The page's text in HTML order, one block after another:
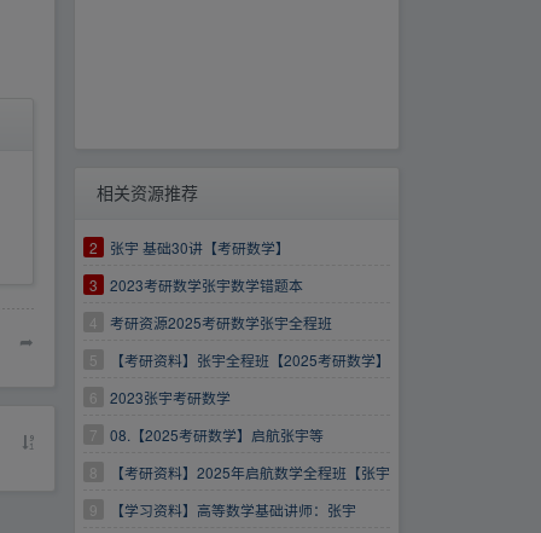
➦
相关资源推荐
2
张宇 基础30讲【考研数学】
3
2023考研数学张宇数学错题本
4
考研资源2025考研数学张宇全程班
5
【考研资料】张宇全程班【2025考研数学】
6
2023张宇考研数学
7
08.【2025考研数学】启航张宇等
8
【考研资料】2025年启航数学全程班【张宇
等】
9
【学习资料】高等数学基础讲师：张宇